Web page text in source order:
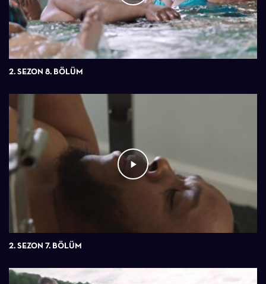
2. SEZON 8. BÖLÜM
2. SEZON 7. BÖLÜM